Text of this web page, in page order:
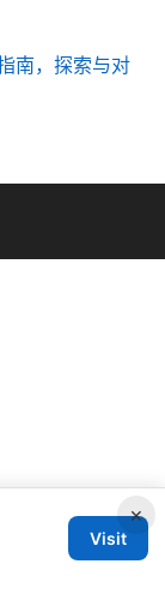
南，探索与对
×
Visit